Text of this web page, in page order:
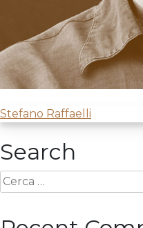
Navigazione
articoli
Stefano Raffaelli
Search
Ricerca
per: